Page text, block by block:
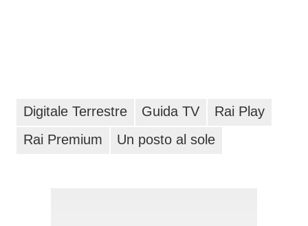
Digitale Terrestre Guida TV
Rai Play
Rai Premium
Un posto al sole